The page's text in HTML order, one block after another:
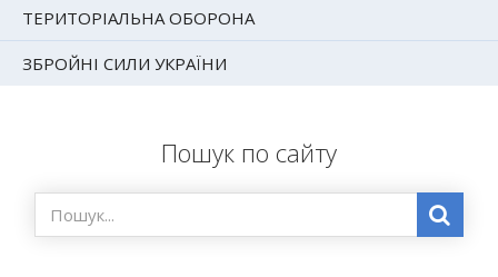
ТЕРИТОРІАЛЬНА ОБОРОНА
ЗБРОЙНІ СИЛИ УКРАЇНИ
Пошук по сайту